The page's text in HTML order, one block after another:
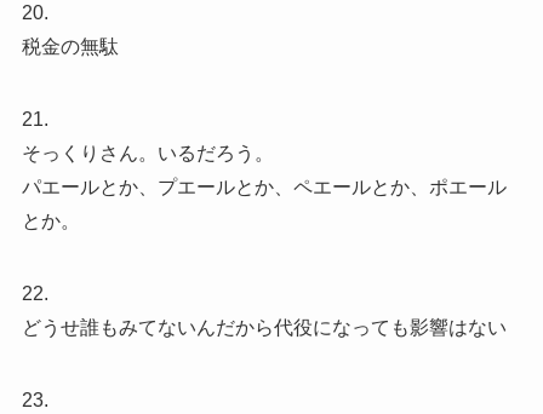
20.
税金の無駄
21.
そっくりさん。いるだろう。
パエールとか、プエールとか、ペエールとか、ポエール
とか。
22.
どうせ誰もみてないんだから代役になっても影響はない
23.